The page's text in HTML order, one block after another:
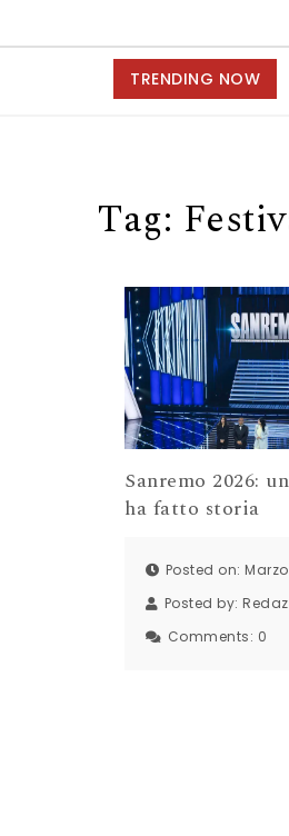
TRENDING NOW
Tag:
Sanremo 2026:
ha fatto storia
Posted on: Marzo
Posted by:
Comments: 0